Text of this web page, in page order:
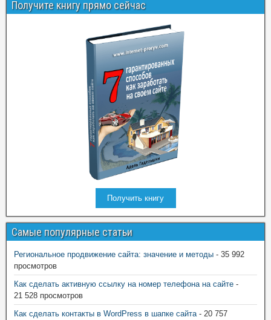
Получите книгу прямо сейчас
Получить книгу
Самые популярные статьи
Региональное продвижение сайта: значение и методы - 35 992
просмотров
Как сделать активную ссылку на номер телефона на сайте -
21 528 просмотров
Как сделать контакты в WordPress в шапке сайта- 20 757